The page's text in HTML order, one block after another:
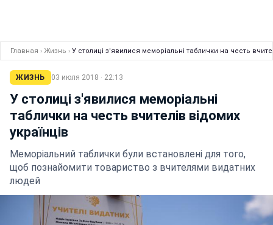
Главная › Жизнь › У столиці з'явилися меморіальні таблички на честь
ЖИЗНЬ 03 июля 2018 · 22:13
У столиці з'явилися меморіальні
таблички на честь вчителів відомих
українців
Меморіальний таблички були встановлені для того,
щоб познайомити товариство з вчителями видатних
людей